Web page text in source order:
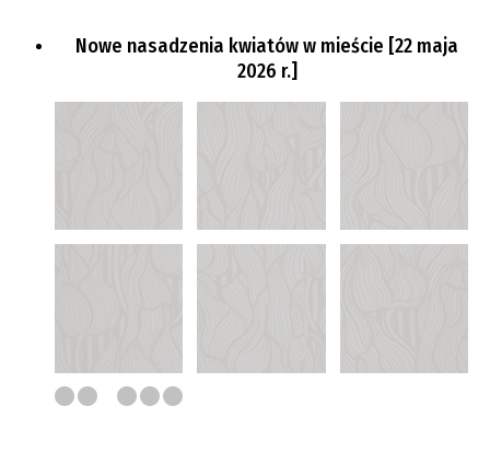
Nowe nasadzenia kwiatów w mieście [22 maja
2026 r.]